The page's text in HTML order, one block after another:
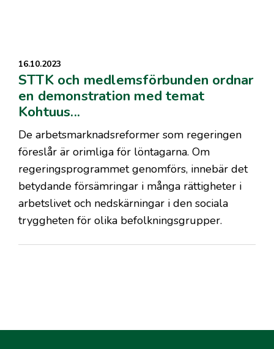
16.10.2023
STTK och medlemsförbunden ordnar
en demonstration med temat
Kohtuus...
De arbetsmarknadsreformer som regeringen
föreslår är orimliga för löntagarna. Om
regeringsprogrammet genomförs, innebär det
betydande försämringar i många rättigheter i
arbetslivet och nedskärningar i den sociala
tryggheten för olika befolkningsgrupper.